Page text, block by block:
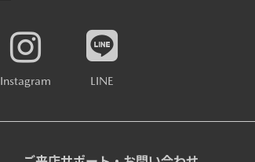
Instagram LINE